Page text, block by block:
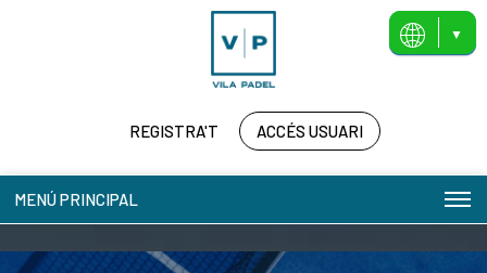
CA
REGISTRA'T ACCÉS USUARI
MENÚ PRINCIPAL